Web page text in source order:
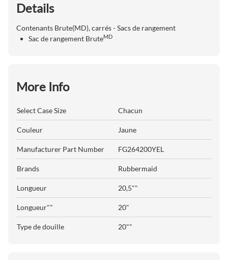
Details
Contenants Brute(MD), carrés - Sacs de rangement
Sac de rangement BruteMD
More Info
Select Case Size Chacun
Couleur Jaune
Manufacturer Part Number FG264200YEL
Brands Rubbermaid
Longueur 20,5""
Longueur"" 20"
Type de douille 20""